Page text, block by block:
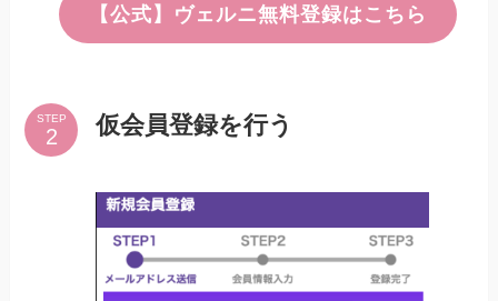
【公式】ヴェルニ無料登録はこちら
STEP 仮会員登録を行う